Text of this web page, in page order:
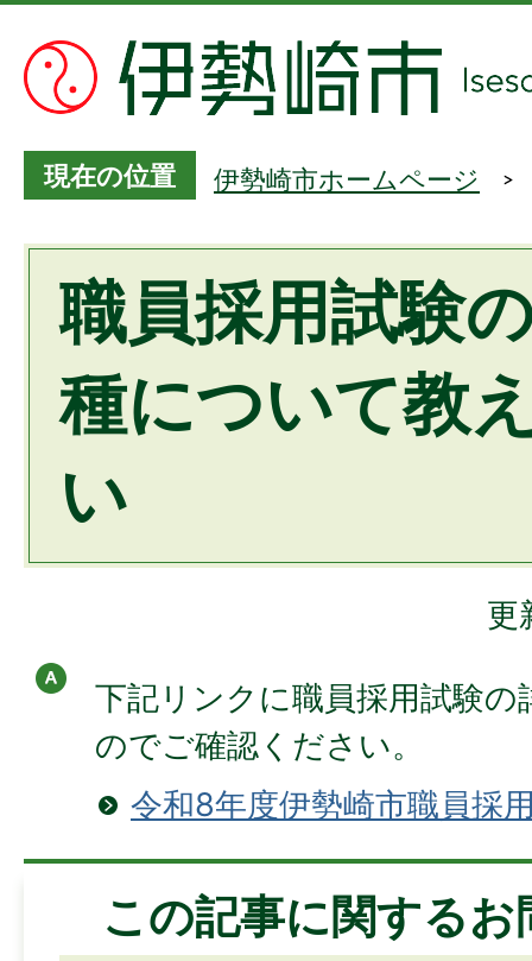
現在の位置 伊勢崎市ホームページ
職員採用試験
種について教
い
更
下記リンクに職員採用試験
のでご確認ください。
令和8年度伊勢崎市職員採
この記事に関する